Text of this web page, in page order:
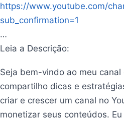
https://www.youtube.com/
sub_confirmation=1
…
Leia a Descrição:
Seja bem-vindo ao meu canal
compartilho dicas e
criar e crescer um canal no
monetizar seus conteúdos.